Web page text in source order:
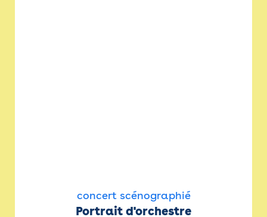
concert scénographié
Portrait d'orchestre